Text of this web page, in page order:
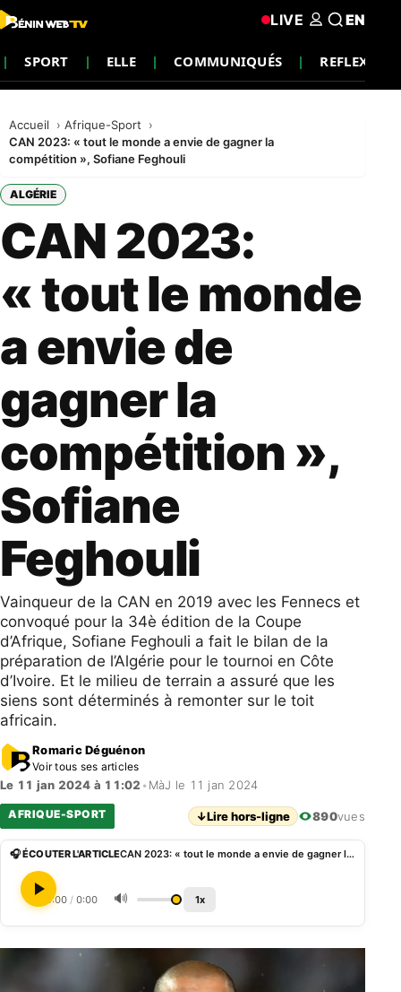
SPORT ELLE COMMUNIQUÉS REFLEXION
LIVE EN
Accueil
Afrique-Sport
CAN 2023: « tout le monde a envie de gagner la
compétition », Sofiane Feghouli
ALGÉRIE
CAN 2023:
« tout le monde
a envie de
gagner la
compétition »,
Sofiane
Feghouli
Vainqueur de la CAN en 2019 avec les Fennecs et
convoqué pour la 34è édition de la Coupe
d’Afrique, Sofiane Feghouli a fait le bilan de la
préparation de l’Algérie pour le tournoi en Côte
d’Ivoire. Et le milieu de terrain a assuré que les
siens sont déterminés à remonter sur le toit
africain.
Romaric Déguénon
Voir tous ses articles
Le 11 jan 2024 à 11:02 • MàJ le 11 jan 2024
AFRIQUE-SPORT ↓Lire hors-ligne 890vues
🎧 ÉCOUTER L'ARTICLE CAN 2023: « tout le monde a envie de gagner la compétition », Sofiane Feghouli
0:00 / 0:00 🔊 1x